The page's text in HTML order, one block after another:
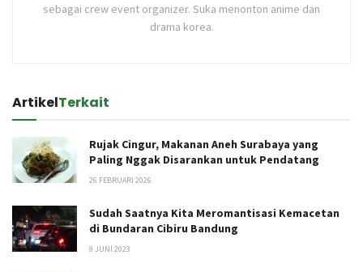
sebagai crew event organizer. Suka menonton anime dan
drama korea.
ArtikelTerkait
Rujak Cingur, Makanan Aneh Surabaya yang
Paling Nggak Disarankan untuk Pendatang
26 FEBRUARI 2026
Sudah Saatnya Kita Meromantisasi Kemacetan
di Bundaran Cibiru Bandung
9 JUNI 2023